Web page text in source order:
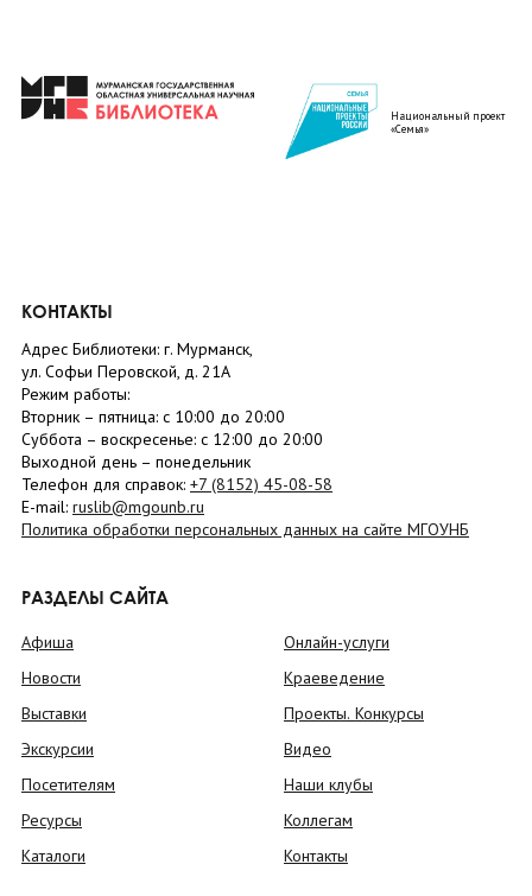
Национальный проект
«Семья»
КОНТАКТЫ
Адрес Библиотеки: г. Мурманск,
ул. Софьи Перовской, д. 21А
Режим работы:
Вторник – пятница: с 10:00 до 20:00
Суббота – воскресенье: c 12:00 до 20:00
Выходной день – понедельник
Телефон для справок: +7 (8152) 45-08-58
E-mail: ruslib@mgounb.ru
Политика обработки персональных данных на сайте МГОУНБ
РАЗДЕЛЫ САЙТА
Афиша
Новости
Выставки
Экскурсии
Посетителям
Ресурсы
Каталоги
Онлайн-услуги
Краеведение
Проекты. Конкурсы
Видео
Наши клубы
Коллегам
Контакты